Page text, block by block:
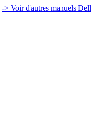
-> Voir d'autres manuels Dell